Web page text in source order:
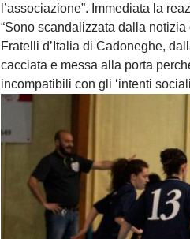
l’associazione”. Immediata la
“Sono scandalizzata dalla
Fratelli d’Italia di Cadoneghe,
cacciata e messa alla porta
incompatibili con gli ‘intenti